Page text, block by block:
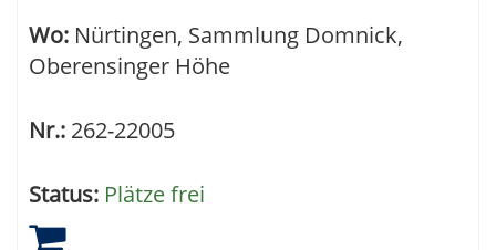
Wo: Nürtingen, Sammlung Domnick,
Oberensinger Höhe
Nr.: 262-22005
Status: Plätze frei